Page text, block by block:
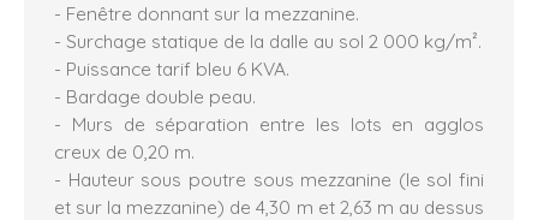
- Fenêtre donnant sur la mezzanine.
- Surchage statique de la dalle au sol 2 000 kg/m².
- Puissance tarif bleu 6 KVA.
- Bardage double peau.
- Murs de séparation entre les lots en agglos
creux de 0,20 m.
- Hauteur sous poutre sous mezzanine (le sol fini
et sur la mezzanine) de 4,30 m et 2,63 m au dessus